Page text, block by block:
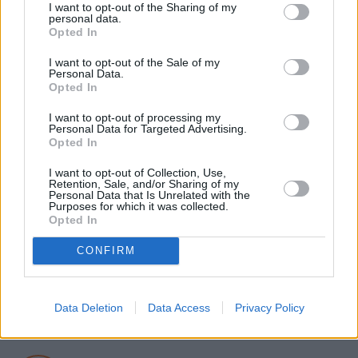
I want to opt-out of the Sharing of my
personal data.
Opted In
I want to opt-out of the Sale of my
Personal Data.
Opted In
I want to opt-out of processing my
Personal Data for Targeted Advertising.
Opted In
I want to opt-out of Collection, Use,
Retention, Sale, and/or Sharing of my
Personal Data that Is Unrelated with the
Purposes for which it was collected.
Opted In
CONFIRM
Data Deletion Data Access Privacy Policy
mógł legalnie przekroczyć granicę USA.
Przypomnijmy, że w grudniu 2025 politykowi
unieważniono polski paszport. W lutym z kolei
prokuratura wydała za
Nie przegap żadnej ważnej wiadomości i
Więcej:
Telewizja Republika